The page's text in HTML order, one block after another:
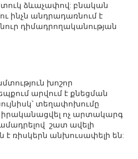
ձևաչափով: բնական
ինչն անդրադառնում է
դիմադրողականության
խոշոր
արվում է քնեցման
տեղափոխումը
ոչ արտակարգ
շատ ավելի
է ռիսկերն անխուսափելի են: